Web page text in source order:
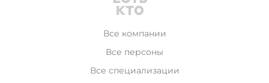
Все компании
Все персоны
Все специализации